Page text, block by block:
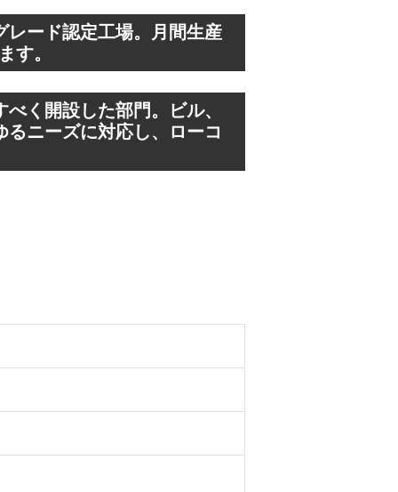
レード認定工場。月間生産
す。
く開設した部門。ビル、
ニーズに対応し、ローコ